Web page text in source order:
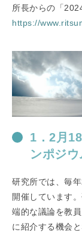
所長からの「
https://
1．2月
ンポジ
研究所では、毎
開催しています
端的な議論を教
に紹介する機会と